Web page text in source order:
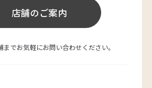
店舗のご案内
までお気軽にお問い合わせください。